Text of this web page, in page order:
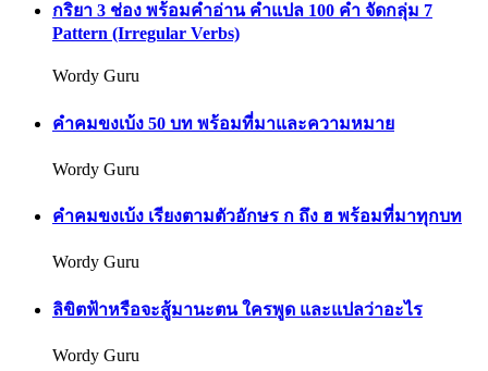
กริยา 3 ช่อง พร้อมคำอ่าน คำแปล 100 คำ จัดกลุ่ม 7
Pattern (Irregular Verbs)
Wordy Guru
คำคมขงเบ้ง 50 บท พร้อมที่มาและความหมาย
Wordy Guru
คำคมขงเบ้ง เรียงตามตัวอักษร ก ถึง ฮ พร้อมที่มาทุกบท
Wordy Guru
ลิขิตฟ้าหรือจะสู้มานะตน ใครพูด และแปลว่าอะไร
Wordy Guru